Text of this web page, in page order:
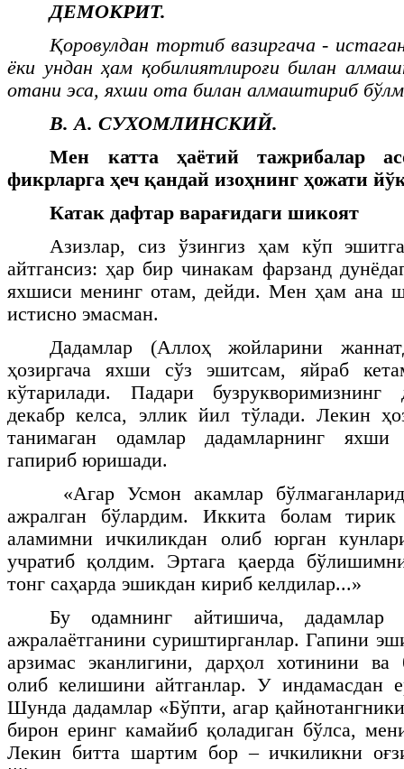
ДЕМОКРИТ.
Қоровулдан тортиб вазиргача -
ёки ундан ҳам қобилиятлироғи билан
отани эса, яхши ота билан алмаштириб
В. А. СУХОМЛИНСКИЙ.
Мен катта ҳаётий тажрибалар
фикрларга ҳеч қандай изоҳнинг ҳожати
Катак дафтар варағидаги шикоят
Азизлар, сиз ўзингиз ҳам кўп
айтгансиз: ҳар бир чинакам фарзанд
яхшиси менинг отам, дейди. Мен ҳам ана
истисно эмасман.
Дадамлар (Аллоҳ жойларини
ҳозиргача яхши сўз эшитсам, яйраб
кўтарилади. Падари бузрукворимизнинг
декабр келса, эллик йил тўлади. Лекин
танимаган одамлар дадамларнинг яхши
гапириб юришади.
«Агар Усмон акамлар
ажралган бўлардим. Иккита болам
аламимни ичкиликдан олиб юрган
учратиб қолдим. Эртага қаерда
тонг саҳарда эшикдан кириб келдилар...»
Бу одамнинг айтишича, дадамлар
ажралаётганини суриштирганлар. Гапини
арзимас эканлигини, дарҳол хотинини ва
олиб келишини айтганлар. У индамасдан
Шунда дадамлар «Бўпти, агар
бирон еринг камайиб қоладиган бўлса,
Лекин битта шартим бор – ичкиликни